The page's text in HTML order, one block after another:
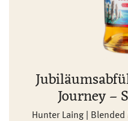
Journey –
Hunter Laing |